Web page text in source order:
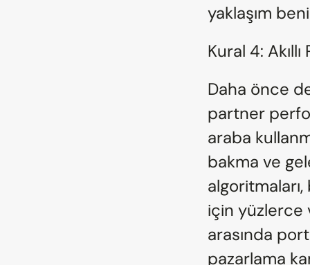
yaklaşım
Kural 4:
Daha önce
partner
araba
bakma ve
için yüzlerce
arasında
pazarlama